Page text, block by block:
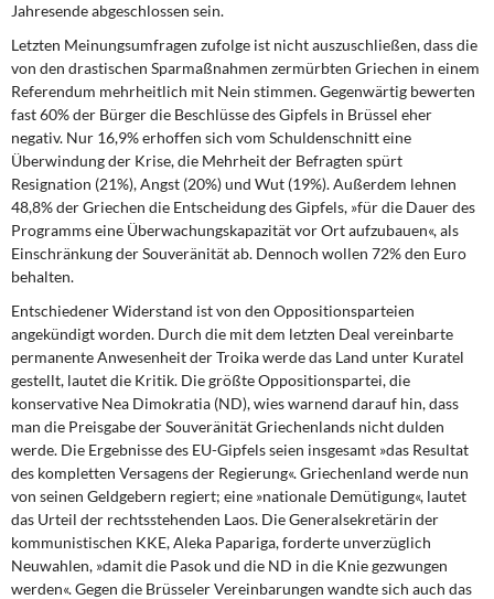
Jahresende abgeschlossen sein.
Letzten Meinungsumfragen zufolge ist nicht auszuschließen, dass die
von den drastischen Sparmaßnahmen zermürbten Griechen in einem
Referendum mehrheitlich mit Nein stimmen. Gegenwärtig bewerten
fast 60% der Bürger die Beschlüsse des Gipfels in Brüssel eher
negativ. Nur 16,9% erhoffen sich vom Schuldenschnitt eine
Überwindung der Krise, die Mehrheit der Befragten spürt
Resignation (21%), Angst (20%) und Wut (19%). Außerdem lehnen
48,8% der Griechen die Entscheidung des Gipfels, »für die Dauer des
Programms eine Überwachungskapazität vor Ort aufzubauen«, als
Einschränkung der Souveränität ab. Dennoch wollen 72% den Euro
behalten.
Entschiedener Widerstand ist von den Oppositionsparteien
angekündigt worden. Durch die mit dem letzten Deal vereinbarte
permanente Anwesenheit der Troika werde das Land unter Kuratel
gestellt, lautet die Kritik. Die größte Oppositionspartei, die
konservative Nea Dimokratia (ND), wies warnend darauf hin, dass
man die Preisgabe der Souveränität Griechenlands nicht dulden
werde. Die Ergebnisse des EU-Gipfels seien insgesamt »das Resultat
des kompletten Versagens der Regierung«. Griechenland werde nun
von seinen Geldgebern regiert; eine »nationale Demütigung«, lautet
das Urteil der rechtsstehenden Laos. Die Generalsekretärin der
kommunistischen KKE, Aleka Papariga, forderte unverzüglich
Neuwahlen, »damit die Pasok und die ND in die Knie gezwungen
werden«. Gegen die Brüsseler Vereinbarungen wandte sich auch das